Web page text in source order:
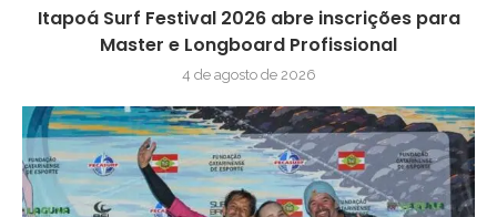
Itapoá Surf Festival 2026 abre inscrições para
Master e Longboard Profissional
4 de agosto de 2026